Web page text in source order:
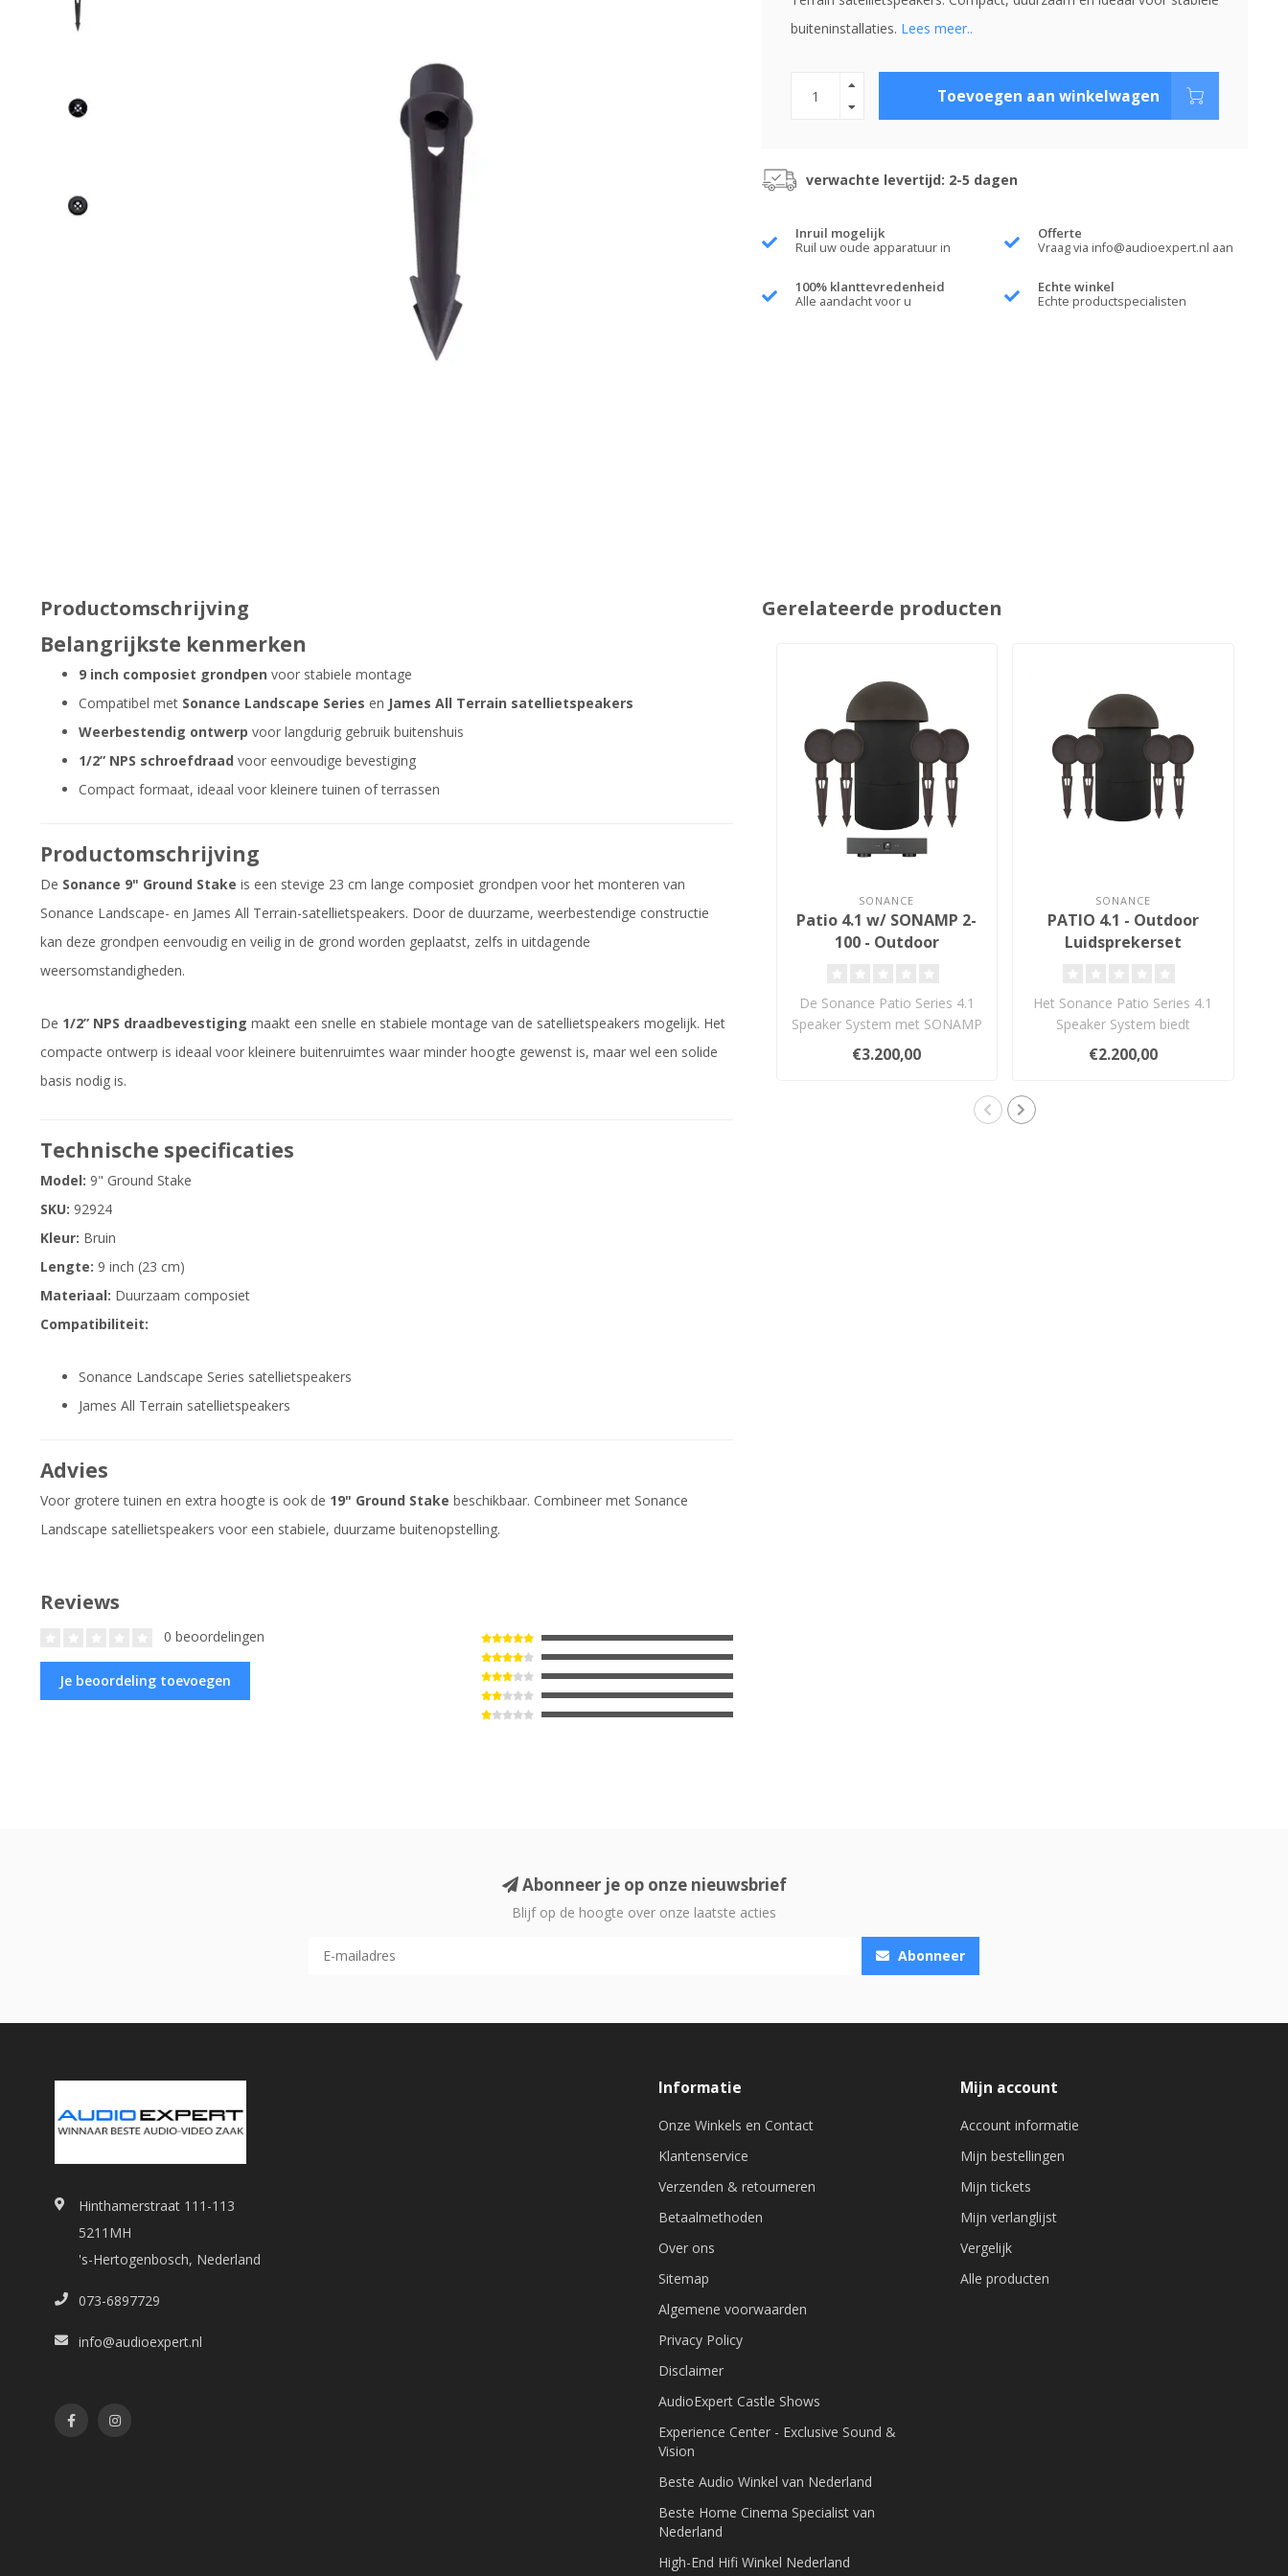
buiteninstallaties. Lees meer..
Toevoegen aan winkelwagen
verwachte levertijd: 2-5 dagen
Inruil mogelijk
Ruil uw oude apparatuur in
Offerte
Vraag via info@audioexpert.nl aan
100% klanttevredenheid
Alle aandacht voor u
Echte winkel
Echte productspecialisten
Productomschrijving
Belangrijkste kenmerken
9 inch composiet grondpen voor stabiele montage
Compatibel met Sonance Landscape Series en James All Terrain satellietspeakers
Weerbestendig ontwerp voor langdurig gebruik buitenshuis
1/2” NPS schroefdraad voor eenvoudige bevestiging
Compact formaat, ideaal voor kleinere tuinen of terrassen
Productomschrijving
De Sonance 9" Ground Stake is een stevige 23 cm lange composiet grondpen voor het monteren van
Sonance Landscape- en James All Terrain-satellietspeakers. Door de duurzame, weerbestendige constructie
kan deze grondpen eenvoudig en veilig in de grond worden geplaatst, zelfs in uitdagende
weersomstandigheden.
De 1/2” NPS draadbevestiging maakt een snelle en stabiele montage van de satellietspeakers mogelijk. Het
compacte ontwerp is ideaal voor kleinere buitenruimtes waar minder hoogte gewenst is, maar wel een solide
basis nodig is.
Technische specificaties
Model: 9" Ground Stake
SKU: 92924
Kleur: Bruin
Lengte: 9 inch (23 cm)
Materiaal: Duurzaam composiet
Compatibiliteit:
Sonance Landscape Series satellietspeakers
James All Terrain satellietspeakers
Advies
Voor grotere tuinen en extra hoogte is ook de 19" Ground Stake beschikbaar. Combineer met Sonance
Landscape satellietspeakers voor een stabiele, duurzame buitenopstelling.
Reviews
0 beoordelingen
Je beoordeling toevoegen
Gerelateerde producten
SONANCE
Patio 4.1 w/ SONAMP 2-
100 - Outdoor
De Sonance Patio Series 4.1
Speaker System met SONAMP
2-100 levert gelijkmatige,..
€3.200,00
SONANCE
PATIO 4.1 - Outdoor
Luidsprekerset
Het Sonance Patio Series 4.1
Speaker System biedt
indrukwekkend buiten-geluid
me..
€2.200,00
Abonneer je op onze nieuwsbrief
Blijf op de hoogte over onze laatste acties
Abonneer
Hinthamerstraat 111-113
5211MH
's-Hertogenbosch, Nederland
073-6897729
info@audioexpert.nl
Informatie
Onze Winkels en Contact
Klantenservice
Verzenden & retourneren
Betaalmethoden
Over ons
Sitemap
Algemene voorwaarden
Privacy Policy
Disclaimer
AudioExpert Castle Shows
Experience Center - Exclusive Sound &
Vision
Beste Audio Winkel van Nederland
Beste Home Cinema Specialist van
Nederland
High-End Hifi Winkel Nederland
Mijn account
Account informatie
Mijn bestellingen
Mijn tickets
Mijn verlanglijst
Vergelijk
Alle producten